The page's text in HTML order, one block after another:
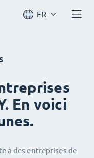
FR
En voici
à des entreprises de